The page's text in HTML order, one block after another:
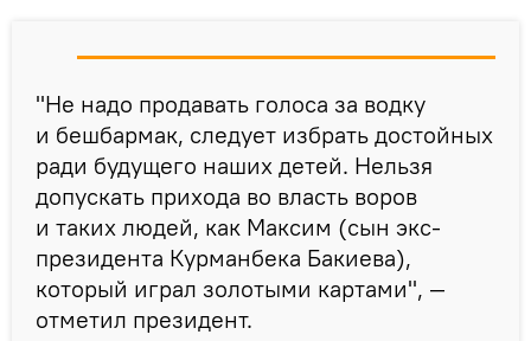
"Не надо продавать голоса за водку
и бешбармак, следует избрать достойных
ради будущего наших детей. Нельзя
допускать прихода во власть воров
и таких людей, как Максим (сын экс-
президента Курманбека Бакиева),
который играл золотыми картами", —
отметил президент.